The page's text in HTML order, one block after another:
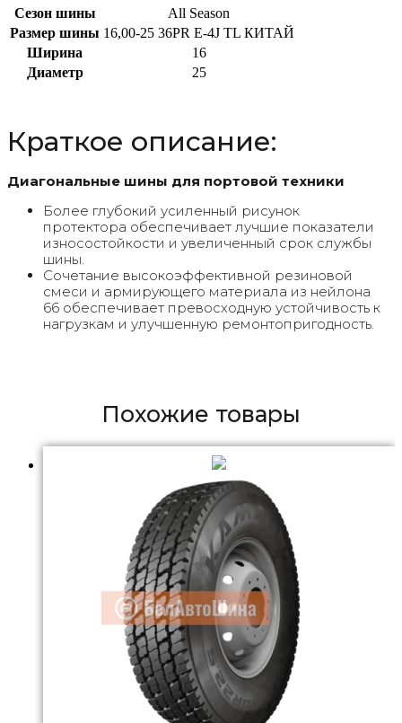
Сезон шины
All Season
Размер шины 16,00-25 36PR E-4J TL КИТАЙ
Ширина
16
Диаметр
25
Краткое описание:
Диагональные шины для портовой техники
Более глубокий усиленный рисунок
протектора обеспечивает лучшие показатели
износостойкости и увеличенный срок службы
шины.
Сочетание высокоэффективной резиновой
смеси и армирующего материала из нейлона
66 обеспечивает превосходную устойчивость к
нагрузкам и улучшенную ремонтопригодность.
Похожие товары